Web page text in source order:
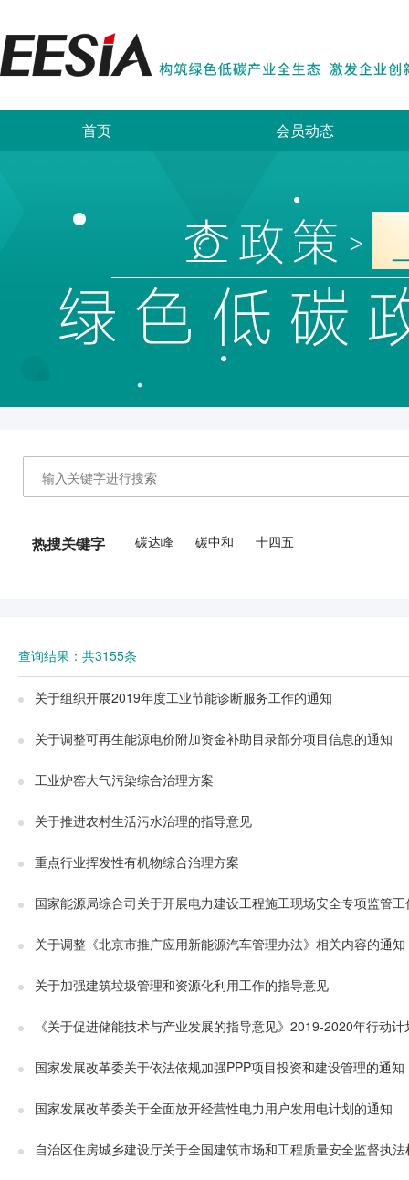
首页 会员动态
热搜关键字 碳达峰 碳中和 十四五
查询结果：共3155条
关于组织开展2019年度工业节能诊断服务工作的通知
关于调整可再生能源电价附加资金补助目录部分项目信息的通知
工业炉窑大气污染综合治理方案
关于推进农村生活污水治理的指导意见
重点行业挥发性有机物综合治理方案
国家能源局综合司关于开展电力建设工程施工现场安全专项监管
关于调整《北京市推广应用新能源汽车管理办法》相关内容的通知
关于加强建筑垃圾管理和资源化利用工作的指导意见
《关于促进储能技术与产业发展的指导意见》2019-2020年行动计
国家发展改革委关于依法依规加强PPP项目投资和建设管理的通知
国家发展改革委关于全面放开经营性电力用户发用电计划的通知
自治区住房城乡建设厅关于全国建筑市场和工程质量安全监督执